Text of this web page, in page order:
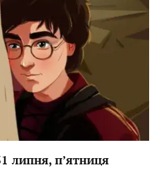
липня, пʼятниця